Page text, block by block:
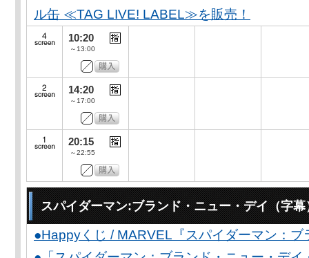
ル缶 ≪TAG LIVE! LABEL≫を販売！
10:20
～13:00
14:20
～17:00
20:15
～22:55
スパイダーマン:ブランド・ニュー・デイ（字幕
●Happyくじ / MARVEL『スパイダーマン：